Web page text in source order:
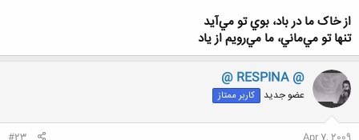
از خاک ما در باد، بوي تو مي‌آيد
تنها تو مي‌ماني، ما مي‌رويم از ياد
@ RESPINA @
عضو جدید کاربر ممتاز